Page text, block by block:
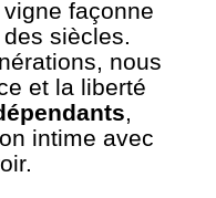
façonne
siècles.
nous
et la liberté
,
intime avec